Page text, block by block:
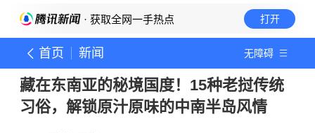
· 获取全网一手热点 打开
首页 新闻 无障碍
藏在东南亚的秘境国度！15种老挝传统
习俗，解锁原汁原味的中南半岛风情